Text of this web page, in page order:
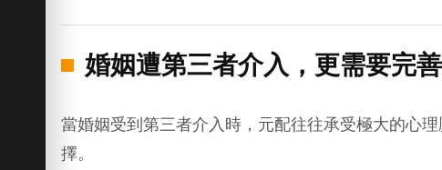
婚姻遭第三者介入，更需要完
當婚姻受到第三者介入時，元配往往承受極大的心
擇。